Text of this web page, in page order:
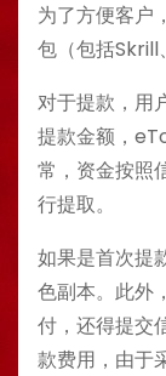
为了方便客户
包（包括Skrill
对于提款，用
提款金额，
常，资金按照
行提取。
如果是首次提
色副本。此外
付，还得提交
款费用，由于